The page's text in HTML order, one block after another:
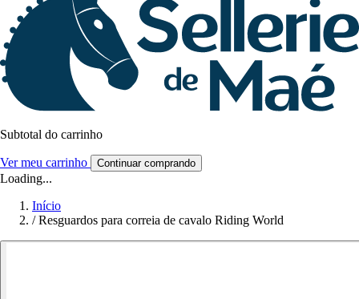
Subtotal do carrinho
Ver meu carrinho Continuar comprando
Loading...
Início
/ Resguardos para correia de cavalo Riding World